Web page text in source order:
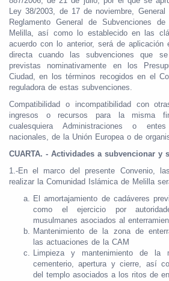
Ley 38/2003, de 17 de noviembre,
Reglamento General de Subvenciones
Melilla, así como lo establecido en las
acuerdo con lo anterior, será de aplicación
directa cuando las subvenciones que
previstas nominativamente en los
Ciudad, en los términos recogidos en el
reguladora de estas subvenciones.
Compatibilidad o incompatibilidad con
ingresos o recursos para la misma
cualesquiera Administraciones o
nacionales, de la Unión Europea o de
CUARTA. - Actividades a subvencionar y
1.-En el marco del presente Convenio,
realizar la Comunidad Islámica de Melilla
El amortajamiento de cadáveres
como el ejercicio por
musulmanes asociados al
Mantenimiento de la zona de
las actuaciones de la CAM
Limpieza y mantenimiento de la
cementerio, apertura y cierre, así
del templo asociados a los ritos de